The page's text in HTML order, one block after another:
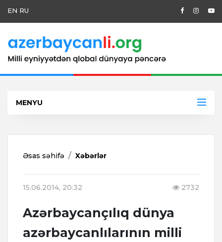
EN RU
MENYU
Əsas səhifə Xəbərlər
15.06.2014, 20:32 2732
Azərbaycançılıq dünya
azərbaycanlılarının milli